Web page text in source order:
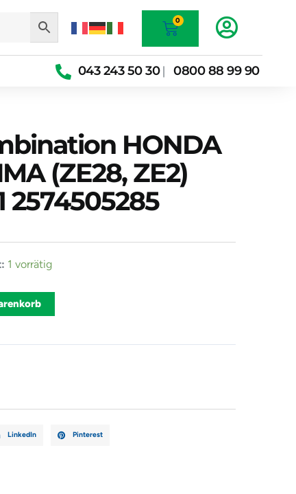
0
Warenkorb
043 243 50 30| 0800 88 99 90
HONDA
(ZE28, ZE2)
2574505285
1 vorrätig
LinkedIn Pinterest